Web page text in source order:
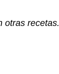
otras recetas.